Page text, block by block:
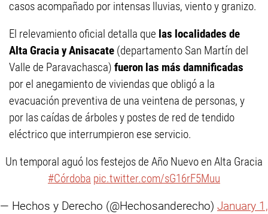
casos acompañado por intensas lluvias, viento y granizo.
El relevamiento oficial detalla que las localidades de
Alta Gracia y Anisacate (departamento San Martín del
Valle de Paravachasca) fueron las más damnificadas
por el anegamiento de viviendas que obligó a la
evacuación preventiva de una veintena de personas, y
por las caídas de árboles y postes de red de tendido
eléctrico que interrumpieron ese servicio.
Un temporal aguó los festejos de Año Nuevo en Alta Gracia
#Córdoba pic.twitter.com/sG16rF5Muu
— Hechos y Derecho (@Hechosanderecho) January 1,